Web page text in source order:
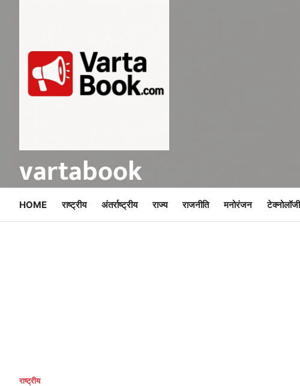
vartabook
HOME राष्ट्रीय अंतर्राष्ट्रीय राज्य राजनीति मनोरंजन टेक्नोलॉजी
राष्ट्रीय